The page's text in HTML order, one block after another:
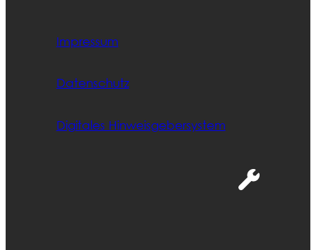
Impressum
Datenschutz
Digitales Hinweisgebersystem